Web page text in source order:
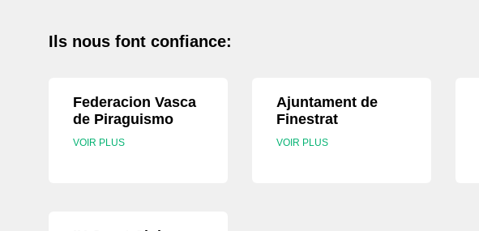
Ils nous font confiance:
Federacion Vasca
de Piraguismo
VOIR PLUS
Ajuntament de
Finestrat
VOIR PLUS